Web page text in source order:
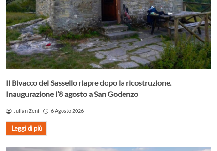
Il Bivacco del Sassello riapre dopo la ricostruzione.
Inaugurazione l’8 agosto a San Godenzo
Julian Zeni 6 Agosto 2026
Leggi di più